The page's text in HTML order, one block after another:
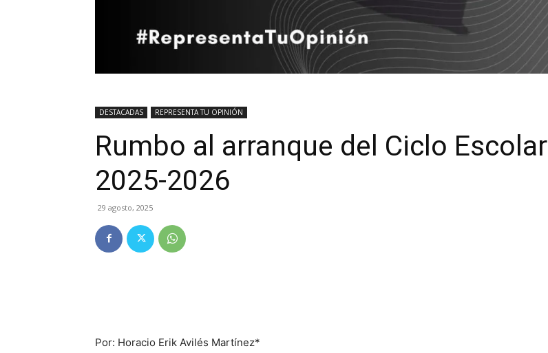
DESTACADAS REPRESENTA TU OPINIÓN
Rumbo al arranque del Ciclo Escolar
2025-2026
29 agosto, 2025
Por: Horacio Erik Avilés Martínez*